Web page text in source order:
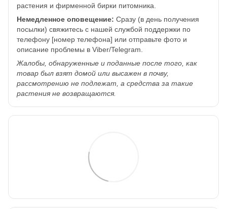
растения и фирменной бирки питомника.
Немедленное оповещение: Сразу (в день получения
посылки) свяжитесь с нашей службой поддержки по
телефону [номер телефона] или отправьте фото и
описание проблемы в Viber/Telegram.
Жалобы, обнаруженные и поданные после того, как
товар был взят домой или высажен в почву,
рассмотрению не подлежат, а средства за такие
растения не возвращаются.